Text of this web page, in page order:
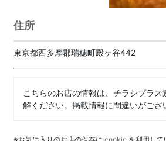
住所
東京都西多摩郡瑞穂町殿ヶ谷442
こちらのお店の情報は、チラシプラ
解ください。掲載情報に間違いがござ